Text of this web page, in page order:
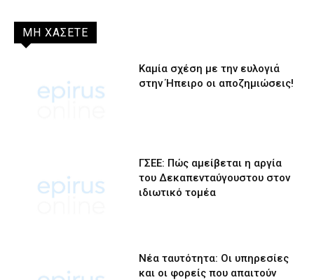
ΜΗ ΧΑΣΕΤΕ
Καμία σχέση με την ευλογιά
στην Ήπειρο οι αποζημιώσεις!
ΓΣΕΕ: Πώς αμείβεται η αργία
του Δεκαπενταύγουστου στον
ιδιωτικό τομέα
Νέα ταυτότητα: Οι υπηρεσίες
και οι φορείς που απαιτούν